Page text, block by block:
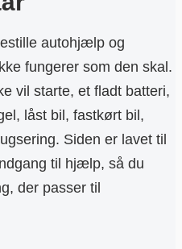
autohjælp og
fungerer som den skal.
vil starte, et fladt batteri,
låst bil, fastkørt bil,
Siden er lavet til
til hjælp, så du
der passer til